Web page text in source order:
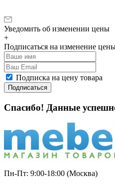
Уведомить об изменении цены
+
Подписаться на изменение
Подписка на цену товара
Подписаться
Спасибо! Данные
Пн-Пт: 9:00-18:00 (Москва)